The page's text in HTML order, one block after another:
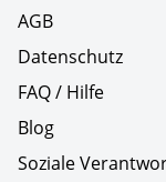
AGB
Datenschutz
FAQ / Hilfe
Blog
Soziale